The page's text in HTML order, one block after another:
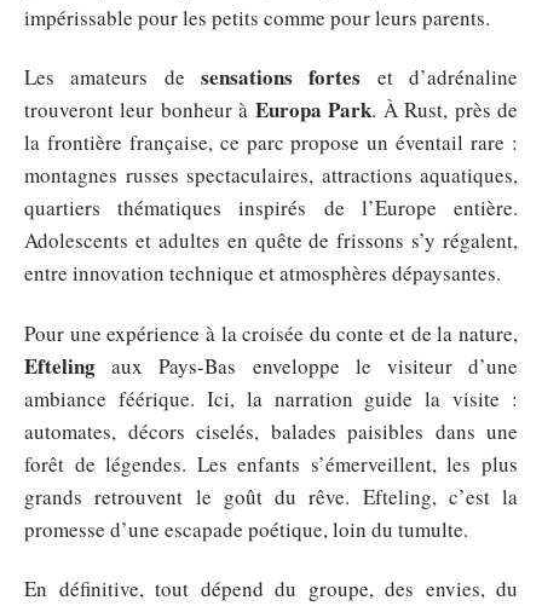
impérissable pour les petits comme pour leurs parents.
Les amateurs de sensations fortes et d’adrénaline
trouveront leur bonheur à Europa Park. À Rust, près de
la frontière française, ce parc propose un éventail rare :
montagnes russes spectaculaires, attractions aquatiques,
quartiers thématiques inspirés de l’Europe entière.
Adolescents et adultes en quête de frissons s’y régalent,
entre innovation technique et atmosphères dépaysantes.
Pour une expérience à la croisée du conte et de la nature,
Efteling aux Pays-Bas enveloppe le visiteur d’une
ambiance féérique. Ici, la narration guide la visite :
automates, décors ciselés, balades paisibles dans une
forêt de légendes. Les enfants s’émerveillent, les plus
grands retrouvent le goût du rêve. Efteling, c’est la
promesse d’une escapade poétique, loin du tumulte.
En définitive, tout dépend du groupe, des envies, du